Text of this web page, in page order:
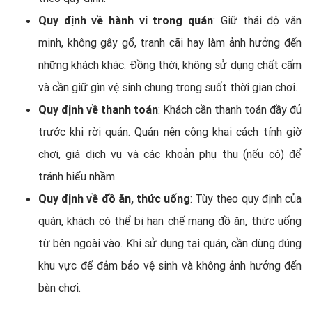
Quy định về hành vi trong quán: Giữ thái độ văn
minh, không gây gổ, tranh cãi hay làm ảnh hưởng đến
những khách khác. Đồng thời, không sử dụng chất cấm
và cần giữ gìn vệ sinh chung trong suốt thời gian chơi.
Quy định về thanh toán: Khách cần thanh toán đầy đủ
trước khi rời quán. Quán nên công khai cách tính giờ
chơi, giá dịch vụ và các khoản phụ thu (nếu có) để
tránh hiểu nhầm.
Quy định về đồ ăn, thức uống: Tùy theo quy định của
quán, khách có thể bị hạn chế mang đồ ăn, thức uống
từ bên ngoài vào. Khi sử dụng tại quán, cần dùng đúng
khu vực để đảm bảo vệ sinh và không ảnh hưởng đến
bàn chơi.